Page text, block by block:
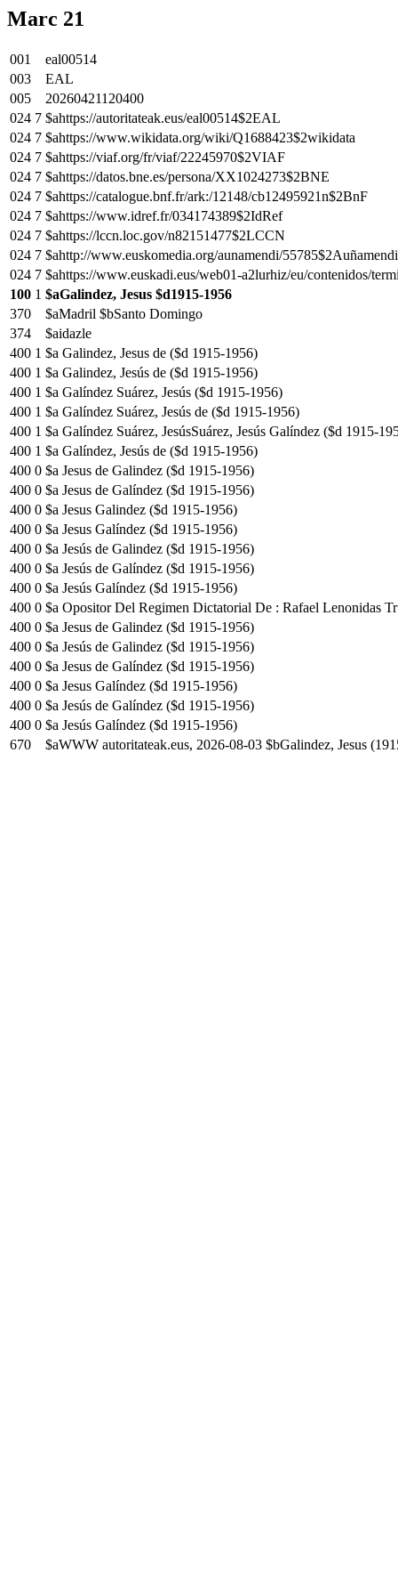
Marc 21
001
eal00514
003
EAL
005
20260421120400
024 7 $ahttps://autoritateak.eus/eal00514$2EAL
024 7 $ahttps://www.wikidata.org/wiki/Q1688423$2wikidata
024 7 $ahttps://viaf.org/fr/viaf/22245970$2VIAF
024 7 $ahttps://datos.bne.es/persona/XX1024273$2BNE
024 7 $ahttps://catalogue.bnf.fr/ark:/12148/cb12495921n$2BnF
024 7 $ahttps://www.idref.fr/034174389$2IdRef
024 7 $ahttps://lccn.loc.gov/n82151477$2LCCN
024 7 $ahttp://www.euskomedia.org/aunamendi/55785$2Auñamendi
024 7 $ahttps://www.euskadi.eus/web01-a2lurhiz/eu/contenidos/
100 1 $aGalindez, Jesus $d1915-1956
370
$aMadril $bSanto Domingo
374
$aidazle
400 1 $a Galindez, Jesus de ($d 1915-1956)
400 1 $a Galindez, Jesús de ($d 1915-1956)
400 1 $a Galíndez Suárez, Jesús ($d 1915-1956)
400 1 $a Galíndez Suárez, Jesús de ($d 1915-1956)
400 1 $a Galíndez Suárez, JesúsSuárez, Jesús Galíndez ($d 1915-
400 1 $a Galíndez, Jesús de ($d 1915-1956)
400 0 $a Jesus de Galindez ($d 1915-1956)
400 0 $a Jesus de Galíndez ($d 1915-1956)
400 0 $a Jesus Galindez ($d 1915-1956)
400 0 $a Jesus Galíndez ($d 1915-1956)
400 0 $a Jesús de Galindez ($d 1915-1956)
400 0 $a Jesús de Galíndez ($d 1915-1956)
400 0 $a Jesús Galíndez ($d 1915-1956)
400 0 $a Opositor Del Regimen Dictatorial De : Rafael Lenonidas
400 0 $a Jesus de Galindez ($d 1915-1956)
400 0 $a Jesús de Galindez ($d 1915-1956)
400 0 $a Jesus de Galíndez ($d 1915-1956)
400 0 $a Jesus Galíndez ($d 1915-1956)
400 0 $a Jesús de Galíndez ($d 1915-1956)
400 0 $a Jesús Galíndez ($d 1915-1956)
670
$aWWW autoritateak.eus, 2026-08-03 $bGalindez, Jesus